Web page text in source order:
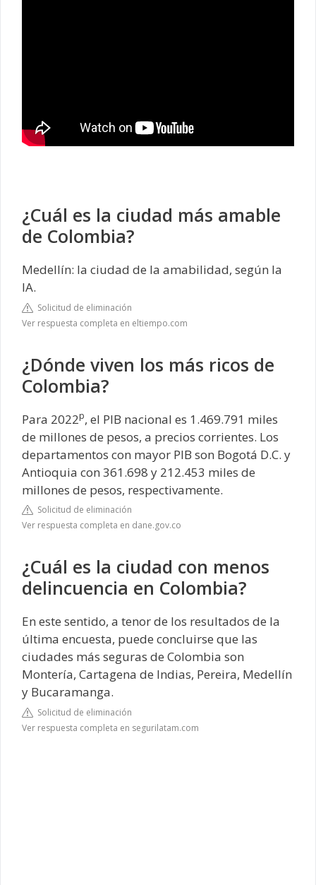
¿Cuál es la ciudad más amable
de Colombia?
Medellín: la ciudad de la amabilidad, según la
IA.
Solicitud de eliminación
Ver respuesta completa en eltiempo.com
¿Dónde viven los más ricos de
Colombia?
Para 2022p, el PIB nacional es 1.469.791 miles
de millones de pesos, a precios corrientes. Los
departamentos con mayor PIB son Bogotá D.C. y
Antioquia con 361.698 y 212.453 miles de
millones de pesos, respectivamente.
Solicitud de eliminación
Ver respuesta completa en dane.gov.co
¿Cuál es la ciudad con menos
delincuencia en Colombia?
En este sentido, a tenor de los resultados de la
última encuesta, puede concluirse que las
ciudades más seguras de Colombia son
Montería, Cartagena de Indias, Pereira, Medellín
y Bucaramanga.
Solicitud de eliminación
Ver respuesta completa en segurilatam.com